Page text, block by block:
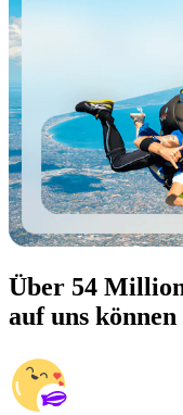
Über 54
auf uns können